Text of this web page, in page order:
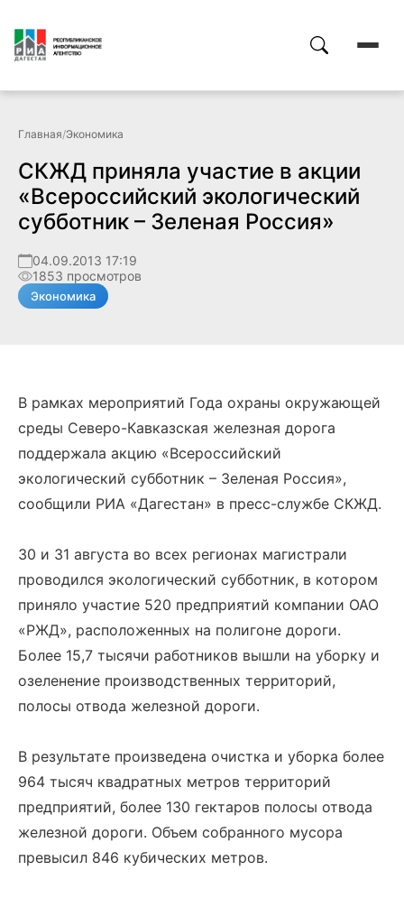
Главная/Экономика
СКЖД приняла участие в акции
«Всероссийский экологический
субботник – Зеленая Россия»
04.09.2013 17:19
1853 просмотров
Экономика
В рамках мероприятий Года охраны окружающей
среды Северо-Кавказская железная дорога
поддержала акцию «Всероссийский
экологический субботник – Зеленая Россия»,
сообщили РИА «Дагестан» в пресс-службе СКЖД.
30 и 31 августа во всех регионах магистрали
проводился экологический субботник, в котором
приняло участие 520 предприятий компании ОАО
«РЖД», расположенных на полигоне дороги.
Более 15,7 тысячи работников вышли на уборку и
озеленение производственных территорий,
полосы отвода железной дороги.
В результате произведена очистка и уборка более
964 тысяч квадратных метров территорий
предприятий, более 130 гектаров полосы отвода
железной дороги. Объем собранного мусора
превысил 846 кубических метров.